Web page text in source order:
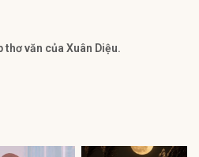
văn của Xuân Diệu.